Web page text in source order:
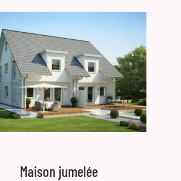
Maison jumelée